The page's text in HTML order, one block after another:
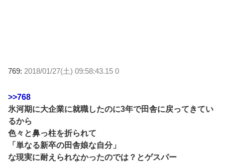
769: 2018/01/27(土) 09:58:43.15 0
>>768
氷河期に大企業に就職したのに3年で田舎に戻ってきてい
るから
色々と鼻っ柱を折られて
「単なる新卒の田舎娘な自分」
な現実に耐えられなかったのでは？とゲスパー